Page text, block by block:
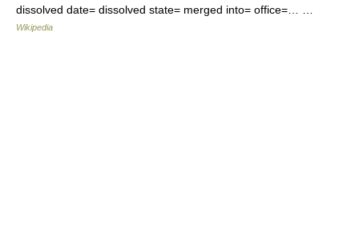
dissolved date= dissolved state= merged into= office=… …
Wikipedia